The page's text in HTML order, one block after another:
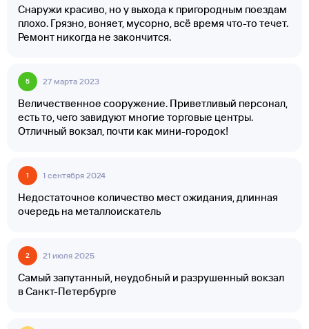
Снаружи красиво, но у выхода к пригородным поездам
плохо. Грязно, воняет, мусорно, всё время что-то течет.
Ремонт никогда не закончится.
5 27 марта 2023
Величественное сооружение. Приветливый персонал,
есть то, чего завидуют многие торговые центры.
Отличный вокзал, почти как мини-городок!
1 1 сентября 2024
Недостаточное количество мест ожидания, длинная
очередь на металлоискатель
2 21 июля 2025
Самый запутанный, неудобный и разрушенный вокзал
в Санкт-Петербурге